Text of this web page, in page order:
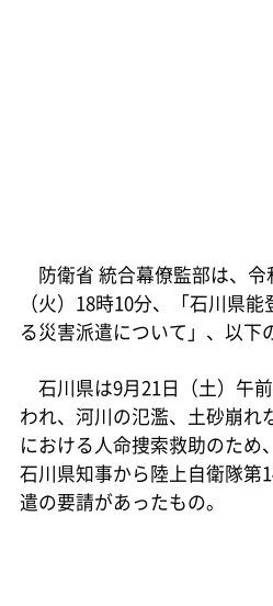
防衛省 統合幕僚監部は、令
（火）18時10分、「石川県
る災害派遣について」、以下
石川県は9月21日（土）午
われ、河川の氾濫、土砂崩れ
における人命捜索救助のため
石川県知事から陸上自衛隊第
遣の要請があったもの。